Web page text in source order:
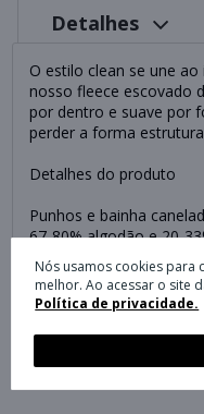
Detalhes
O estilo clean se une
nosso fleece escovado
por dentro e suave por
perder a forma
Detalhes do produto
Punhos e bainha
67-80% algodão e 20-
As porcentagens dos
quantidade real, confira
Logo bordado (Nike
Lavagem à máquina
Nós usamos cookies para
melhor. Ao acessar o site
Política de privacidade.